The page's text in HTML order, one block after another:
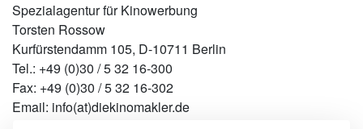
Spezialagentur für Kinowerbung
Torsten Rossow
Kurfürstendamm 105, D-10711 Berlin
Tel.: +49 (0)30 / 5 32 16-300
Fax: +49 (0)30 / 5 32 16-302
Email: info(at)diekinomakler.de